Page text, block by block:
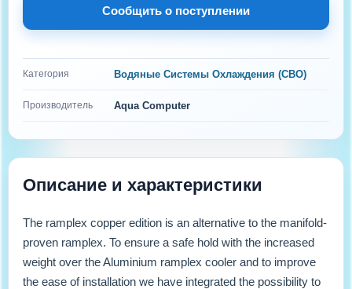
Сообщить о поступлении
Категория Водяные Системы Охлаждения (СВО)
Производитель Aqua Computer
Описание и характеристики
The ramplex copper edition is an alternative to the manifold-
proven ramplex. To ensure a safe hold with the increased
weight over the Aluminium ramplex cooler and to improve
the ease of installation we have integrated the possibility to